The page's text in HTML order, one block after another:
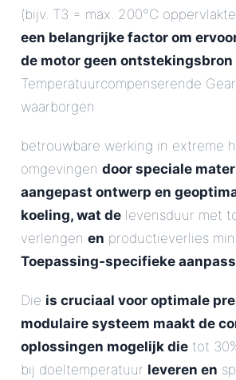
(bijv. T3 = max. 200°C
een belangrijke factor om
de motor geen ontstekingsbron
Temperatuurcompenserende
waarborgen
betrouwbare werking in extreme
omgevingen door speciale
aangepast ontwerp en
koeling, wat de levensduur met
verlengen en productieverlies
Toepassing-specifieke
Die is cruciaal voor optimale
modulaire systeem maakt de
oplossingen mogelijk die tot
bij doeltemperatuur leveren en